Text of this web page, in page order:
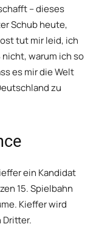
– dieses
Schub heute,
tut mir leid, ich
warum ich so
es mir die Welt
zu
ein Kandidat
15. Spielbahn
Kieffer wird